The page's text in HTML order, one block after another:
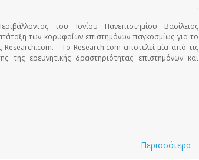
του Ιονίου Πανεπιστημίου Βασίλειος
των κορυφαίων επιστημόνων παγκοσμίως για το
Research.com. Το Research.com αποτελεί μία από τις
της ερευνητικής δραστηριότητας επιστημόνων και
Περισσότερα